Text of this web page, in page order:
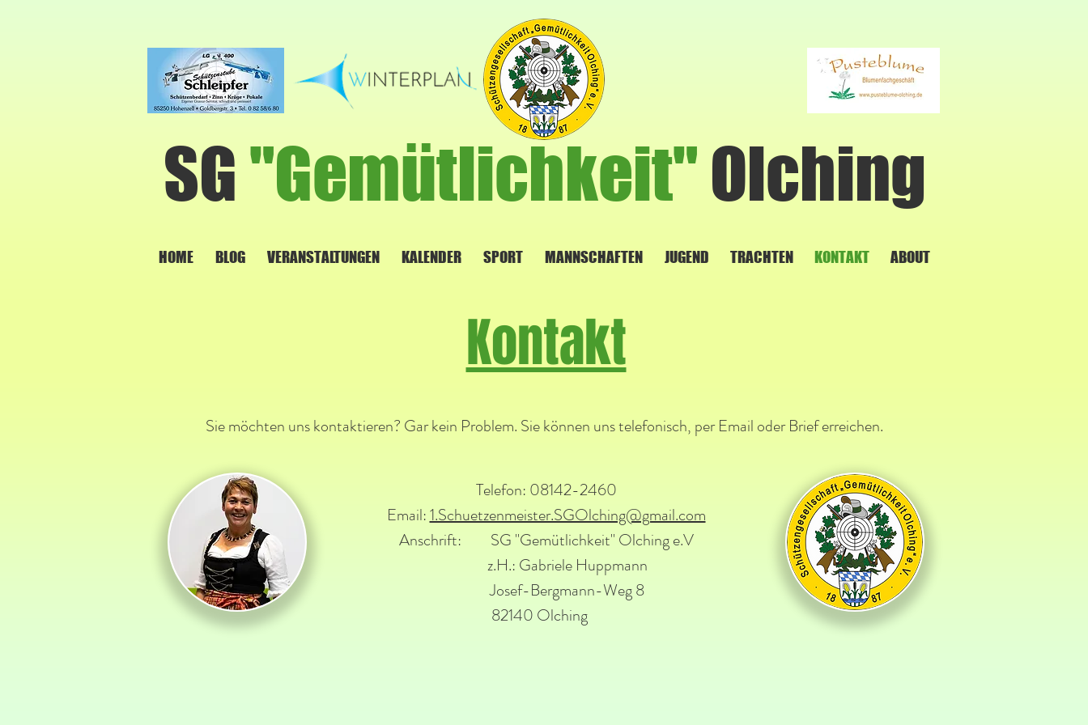
SG"Gemütlichkeit"Olching
HOME BLOG VERANSTALTUNGEN KALENDER SPORT MANNSCHAFTEN JUGEND TRACHTEN KONTAKT ABOUT
Kontakt
Sie möchten uns kontaktieren? Gar kein Problem. Sie können uns telefonisch, per Email oder Brief erreichen.
Telefon: 08142-2460
Email:1.Schuetzenmeister.SGOlching@gmail.com
Anschrift: SG "Gemütlichkeit" Olching e.V
z.H.: Gabriele Huppmann
Josef-Bergmann-Weg 8
82140 Olching